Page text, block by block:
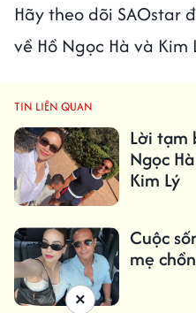
Hãy theo dõi SAOstar
về Hồ Ngọc Hà và Kim
TIN LIÊN QUAN
Lời tạm
Ngọc
Kim Lý
Cuộc
mẹ
×